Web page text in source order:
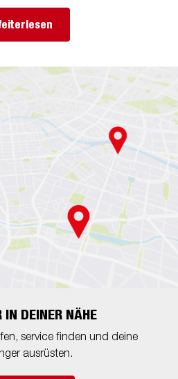
IN DEINER NÄHE
service finden und deine
ausrüsten.